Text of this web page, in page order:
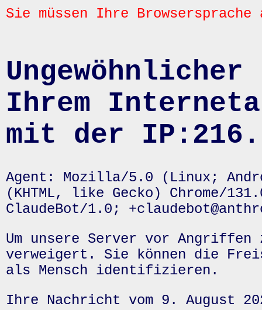
Sie müssen Ihre
Ihrem
mit der
Agent: Mozilla/5.0 (Linux;
(KHTML, like Gecko) Chrome/
ClaudeBot/1.0;
Um unsere Server vor
verweigert. Sie können die
als Mensch identifizieren.
Ihre Nachricht vom 9. August